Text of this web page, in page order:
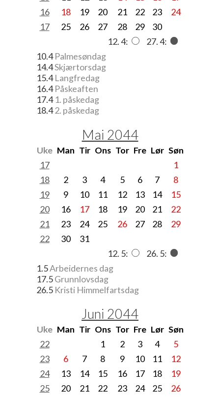
16
18 19 20 21 22 23
24
17
25 26 27 28 29
30
12. 4:
27. 4:
10.4Palmesøndag
14.4Skjærtorsdag
15.4Langfredag
16.4Påskeaften
17.41. påskedag
18.42. påskedag
Mai 2044
Uke Man Tir Ons Tor Fre Lør Søn
17
1
18
2 3 4 5 6 7
8
19
9 10 11 12 13 14
15
20
16 17 18 19 20 21
22
21
23 24 25 26 27 28
29
22
30
31
12. 5:
26. 5:
1.5Arbeidernes dag
17.5Grunnlovsdag
26.5 Kristi Himmelfartsdag
Juni 2044
Uke Man Tir Ons Tor Fre Lør Søn
22
1 2 3 4
5
23
6 7 8 9 10 11
12
24
13 14 15 16 17 18
19
25
20 21 22 23 24 25
26